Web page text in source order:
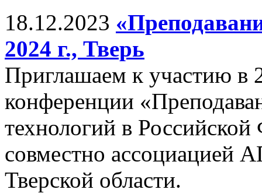
18.12.2023
2024 г., Тверь
Приглашаем к участию в
конференции
технологий в
совместно ассоциацией
Тверской области.